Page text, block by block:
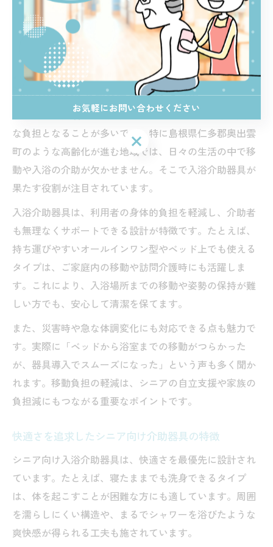
快適な移動と入浴を叶える介助器
具の魅力
入浴介助器具が移動負担を軽減する理由
シニア層や介護が必要な方にとって、入浴や移動は大き
な負担となることが多いです。特に島根県仁多郡奥出雲
町のような高齢化が進む地域では、日々の生活の中で移
動や入浴の介助が欠かせません。そこで入浴介助器具が
果たす役割が注目されています。
入浴介助器具は、利用者の身体的負担を軽減し、介助者
も無理なくサポートできる設計が特徴です。たとえば、
持ち運びやすいオールインワン型やベッド上でも使える
タイプは、ご家庭内の移動や訪問介護時にも活躍しま
す。これにより、入浴場所までの移動や姿勢の保持が難
しい方でも、安心して清潔を保てます。
また、災害時や急な体調変化にも対応できる点も魅力で
す。実際に「ベッドから浴室までの移動がつらかった
が、器具導入でスムーズになった」という声も多く聞か
れます。移動負担の軽減は、シニアの自立支援や家族の
負担減にもつながる重要なポイントです。
快適さを追求したシニア向け介助器具の特徴
シニア向け入浴介助器具は、快適さを最優先に設計され
ています。たとえば、寝たままでも洗身できるタイプ
は、体を起こすことが困難な方にも適しています。周囲
を濡らしにくい構造や、まるでシャワーを浴びたような
爽快感が得られる工夫も施されています。
お気軽にお問い合わせください
お気軽にお問い合わせください